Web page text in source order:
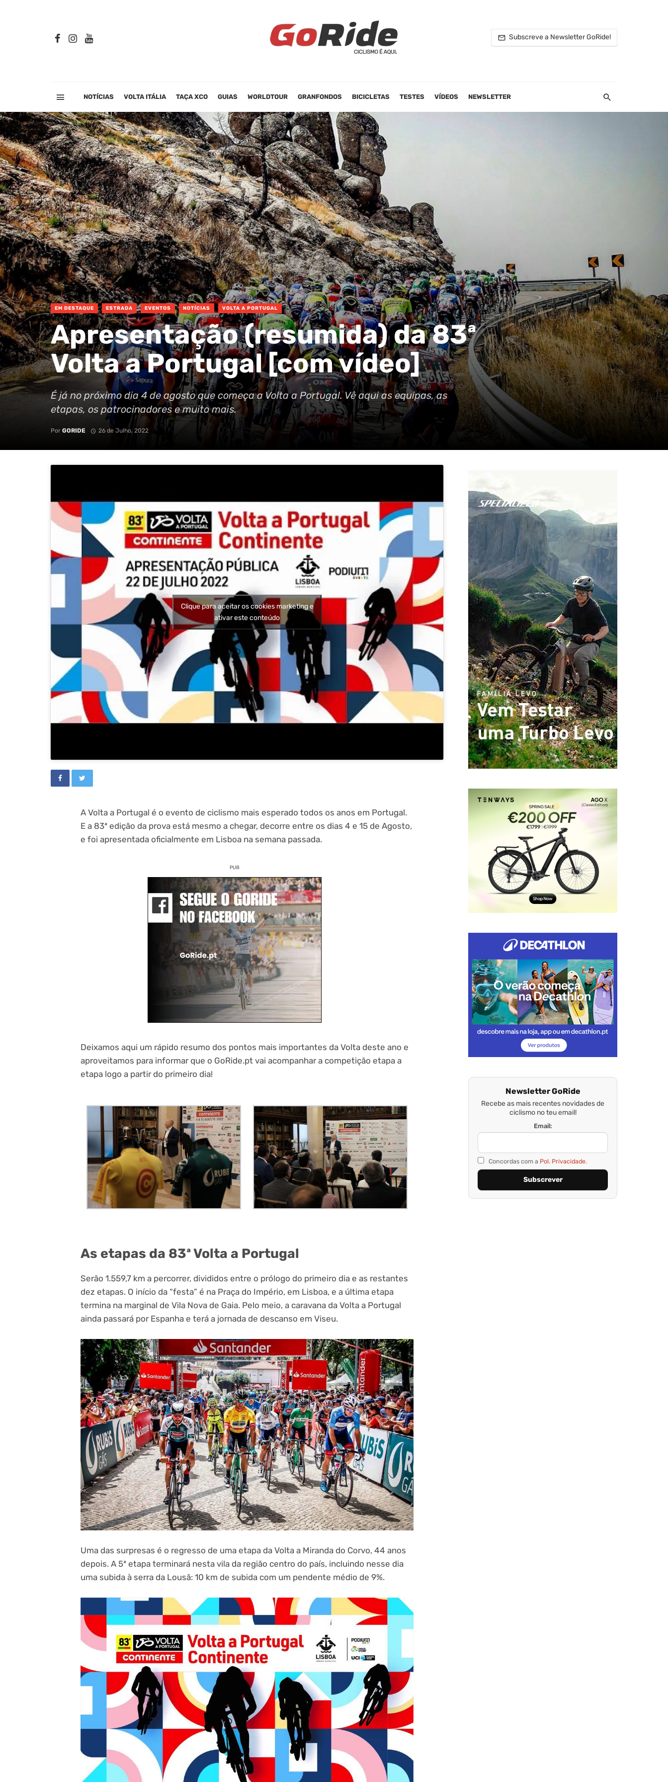
Subscreve a Newsletter GoRide!
NOTÍCIAS VOLTA ITÁLIA TAÇA XCO GUIAS WORLDTOUR GRANFONDOS BICICLETAS TESTES VÍDEOS NEWSLETTER
EM DESTAQUE ESTRADA EVENTOS NOTÍCIAS VOLTA A PORTUGAL
Apresentação (resumida) da 83ª
Volta a Portugal [com vídeo]
É já no próximo dia 4 de agosto que começa a Volta a Portugal. Vê aqui as equipas, as
etapas, os patrocinadores e muito mais.
Por GORIDE 26 de Julho, 2022
Clique para aceitar os cookies marketing e
ativar este conteúdo
A Volta a Portugal é o evento de ciclismo mais esperado todos os anos em Portugal.
E a 83ª edição da prova está mesmo a chegar, decorre entre os dias 4 e 15 de Agosto,
e foi apresentada oficialmente em Lisboa na semana passada.
PUB
Deixamos aqui um rápido resumo dos pontos mais importantes da Volta deste ano e
aproveitamos para informar que o GoRide.pt vai acompanhar a competição etapa a
etapa logo a partir do primeiro dia!
As etapas da 83ª Volta a Portugal
Serão 1.559,7 km a percorrer, divididos entre o prólogo do primeiro dia e as restantes
dez etapas. O início da “festa” é na Praça do Império, em Lisboa, e a última etapa
termina na marginal de Vila Nova de Gaia. Pelo meio, a caravana da Volta a Portugal
ainda passará por Espanha e terá a jornada de descanso em Viseu.
Uma das surpresas é o regresso de uma etapa da Volta a Miranda do Corvo, 44 anos
depois. A 5ª etapa terminará nesta vila da região centro do país, incluindo nesse dia
uma subida à serra da Lousã: 10 km de subida com um pendente médio de 9%.
Newsletter GoRide
Recebe as mais recentes novidades de
ciclismo no teu email!
Email:
Concordas com a Pol. Privacidade.